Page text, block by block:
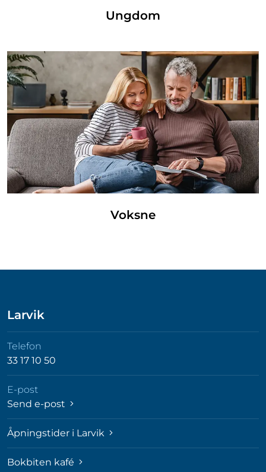
Ungdom
Voksne
Larvik
Telefon
33 17 10 50
E-post
Send e-post
Åpningstider i Larvik
Bokbiten kafé